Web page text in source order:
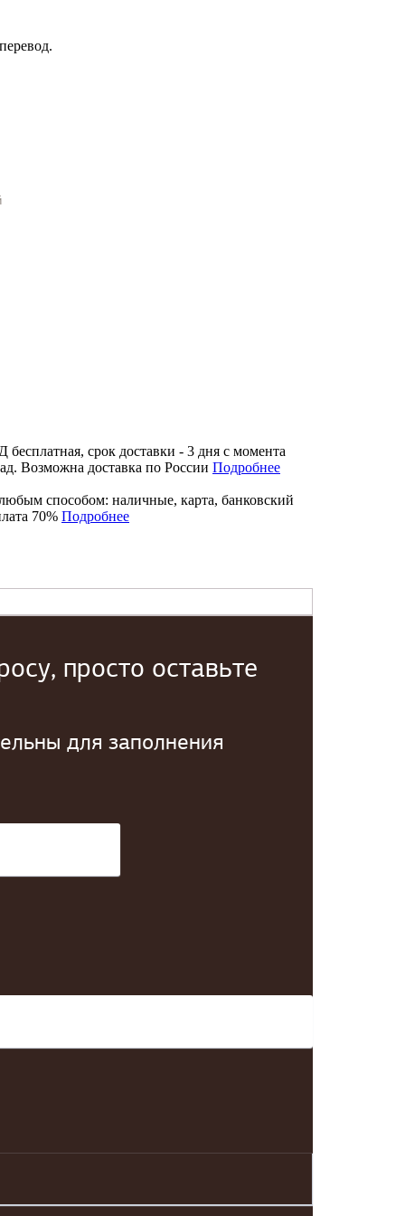
срок доставки - 3 дня с момента
Возможна доставка по России Подробнее
способом: наличные, карта, банковский
70% Подробнее
просто оставьте
для заполнения